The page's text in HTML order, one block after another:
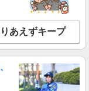
円（＋残業
ご経験により異な
東池袋1丁目41-5
細を見る
あえずキープ